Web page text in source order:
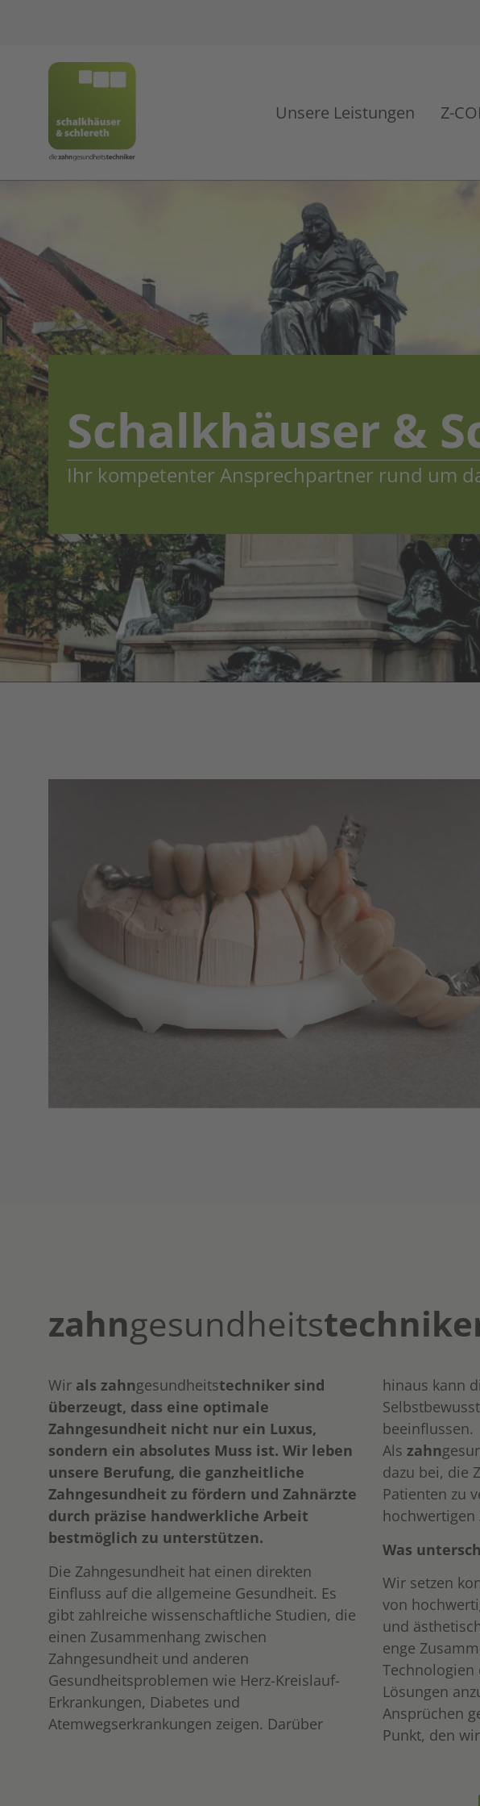
Unsere Leistungen Z-
Schalkhäuser &
Ihr kompetenter Ansprechpartner rund um
zahngesundheits
Wir als zahngesundheitstechniker sind
überzeugt, dass eine optimale
Zahngesundheit nicht nur ein Luxus,
sondern ein absolutes Muss ist. Wir leben
unsere Berufung, die ganzheitliche
Zahngesundheit zu fördern und Zahnärzte
durch präzise handwerkliche Arbeit
bestmöglich zu unterstützen.
Die Zahngesundheit hat einen direkten
Einfluss auf die allgemeine Gesundheit. Es
gibt zahlreiche wissenschaftliche Studien, die
einen Zusammenhang zwischen
Zahngesundheit und anderen
Gesundheitsproblemen wie Herz-Kreislauf-
Erkrankungen, Diabetes und
Atemwegserkrankungen zeigen. Darüber
hinaus kann
beeinflussen.
Als zahn
dazu bei, die
Patienten zu
hochwertigen
Was
Wir setzen
von
und
enge
Lösungen
Ansprüchen
Punkt, den